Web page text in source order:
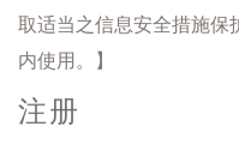
取适当之信息安全措施保
内使用。】
注册